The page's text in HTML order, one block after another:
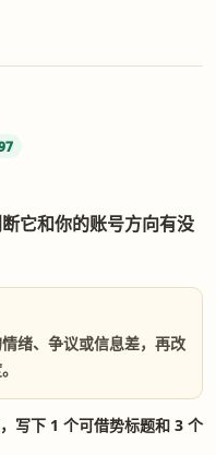
它和你的账号方向有没
绪、争议或信息差，再改
写下 1 个可借势标题和 3 个